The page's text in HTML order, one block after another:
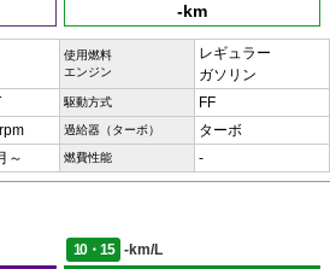
-km
使用燃料
エンジン
レギュラー
ガソリン
駆動方式 FF
過給器（ターボ） ターボ
～ 燃費性能 -
10・15
-km/L